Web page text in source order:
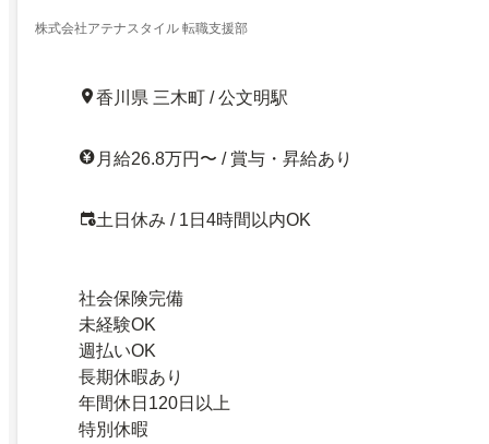
株式会社アテナスタイル 転職支援部
香川県 三木町 / 公文明駅
月給26.8万円〜 / 賞与・昇給あり
土日休み / 1日4時間以内OK
社会保険完備
未経験OK
週払いOK
長期休暇あり
年間休日120日以上
特別休暇